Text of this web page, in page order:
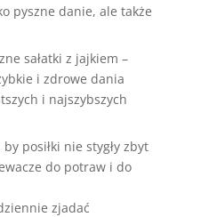
pyszne danie, ale także
sałatki z jajkiem –
i zdrowe dania
i najszybszych
by posiłki nie stygły zbyt
do potraw i do
zjadać